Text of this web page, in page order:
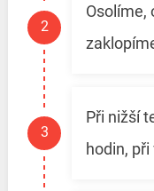
Osolíme,
Při nižší
hodin,